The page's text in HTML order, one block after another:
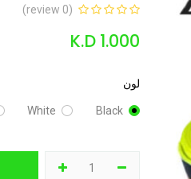
(0 review)
1.000
لون
Black
White